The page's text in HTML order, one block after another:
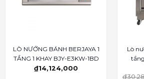
LÒ NƯỚNG BÁNH BERJAYA 1
TẦNG 1 KHAY BJY-E3KW-1BD
₫14,124,000
Lò
₫